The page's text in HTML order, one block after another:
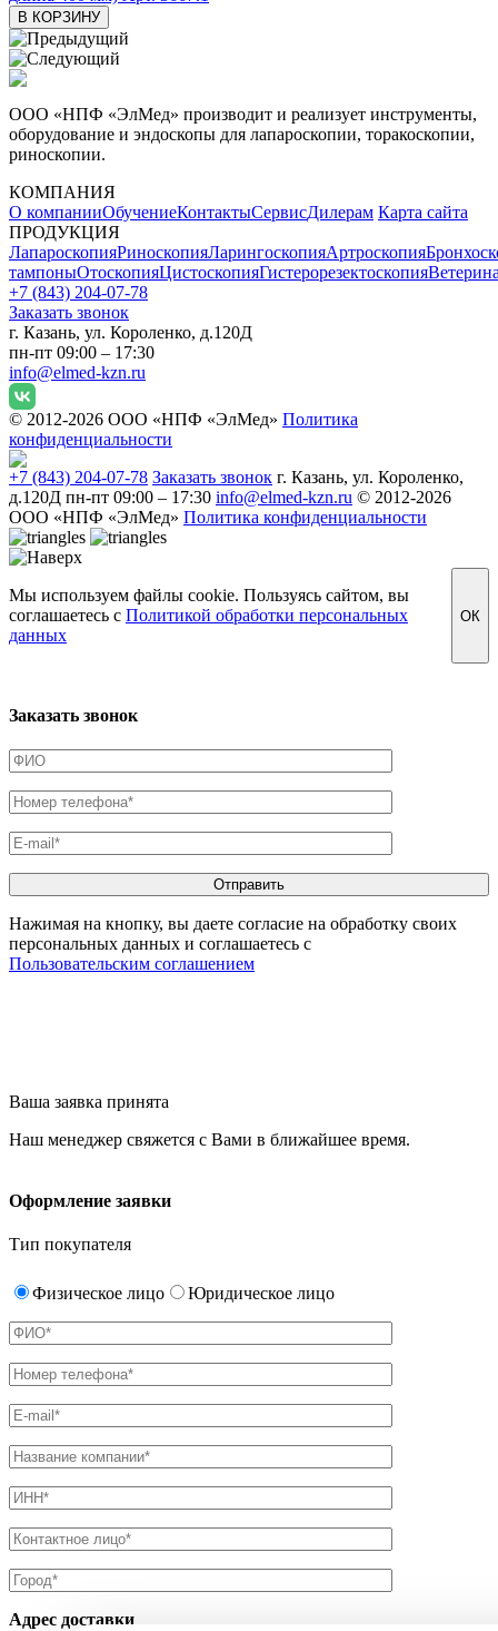
В КОРЗИНУ
ООО «НПФ «ЭлМед» производит и реализует инструменты,
оборудование и эндоскопы для лапароскопии, торакоскопии,
риноскопии.
КОМПАНИЯ
О компанииОбучениеКонтактыСервисДилерам Карта сайта
ПРОДУКЦИЯ
ЛапароскопияРиноскопияЛарингоскопияАртроскопия
тампоныОтоскопияЦистоскопияГистерорезектоскопия
+7 (843) 204-07-78
Заказать звонок
г. Казань, ул. Короленко, д.120Д
пн-пт 09:00 – 17:30
info@elmed-kzn.ru
© 2012-2026 ООО «НПФ «ЭлМед» Политика
конфиденциальности
+7 (843) 204-07-78 Заказать звонок г. Казань, ул. Короленко,
д.120Д пн-пт 09:00 – 17:30 info@elmed-kzn.ru © 2012-2026
ООО «НПФ «ЭлМед» Политика конфиденциальности
Мы используем файлы cookie. Пользуясь сайтом, вы
соглашаетесь с Политикой обработки персональных
данных
ОК
Заказать звонок
Нажимая на кнопку, вы даете согласие на обработку своих
персональных данных и соглашаетесь с
Пользовательским соглашением
Ваша заявка принята
Наш менеджер свяжется с Вами в ближайшее время.
Оформление заявки
Тип покупателя
Физическое лицо Юридическое лицо
Адрес доставки